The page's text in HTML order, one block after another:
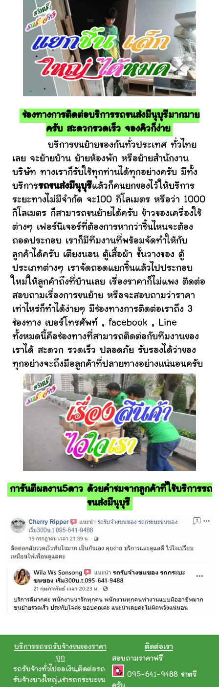
ช่องทางการติดต่อบริการรถขนส่งมีนุบุรีมากมาย
ครับ สะดวกรวดเร็ว จองคิวก็ง่าย
บริการขนย้ายของกันทั่วประเทศ ทั่วไทย
เลย จะย้ายบ้าน ย้ายห้องพัก หรือย้ายสำนักงาน
บริษัท ทางเราก็รับใช้ทุกท่านได้ทุกอย่างครับ มีทั้ง
บริการรถขนส่งมีนุบุรีแล้วก็คนยกของไว้ให้บริการ
ระยะทางไม่มีจำกัด จะ100 กิโลเมตร หรือว่า 1000
กิโลเมตร ก็สามารถขนย้ายได้ครับ ข้าวของเครื่องใช้
ต่างๆ เฟอร์นิเจอร์ที่ต้องการหากว่าชิ้นไหนจะต้อง
ถอดประกอบ เราก็มีทีมงานที่พร้อมจัดทำให้กับ
ลูกค้าได้ครับ เตียงนอน ตู้เสื้อผ้า ชั้นวางของ ตู้
ประเภทต่างๆ เราจัดถอดแยกชิ้นแล้วไปประกอบ
ใหม่ให้ลูกค้าถึงที่บ้านเลย เรื่องราคาก็ไม่แพง ติดต่อ
สอบถามเรื่องการขนย้าย หรือจะสอบถามว่าราคา
เท่าไหร่ก็ทำได้ง่ายๆ มีช่องทางการติดต่อเราถึง 3
ช่องทาง เบอร์โทรศัพท์ , facebook , Line
ทั้งหมดนี้คือช่องทางที่สามารถติดต่อกับทีมงานของ
เราได้ สะดวก รวดเร็ว ปลอดภัย รับรองได้ว่าของ
ทุกอย่างจะถึงมือลูกค้าที่ปลายทางอย่างแน่นอนครับ
การันตีผลงาน5ดาว ด้วยคำชมจากลูกค้าที่ใช้บริการรถ
ขนส่งมีนุบุรี
บริการรถรถรับจ้างขนของราคา
ถูก
รถรับจ้างทั่วไปออเงิน,ติดต่อรถ
รับจ้างบางใหญ่,เช่ารถกระบะขน
ติดต่อเรา
สอบถามราคาฟรี
095-641-9488 ชาตรี